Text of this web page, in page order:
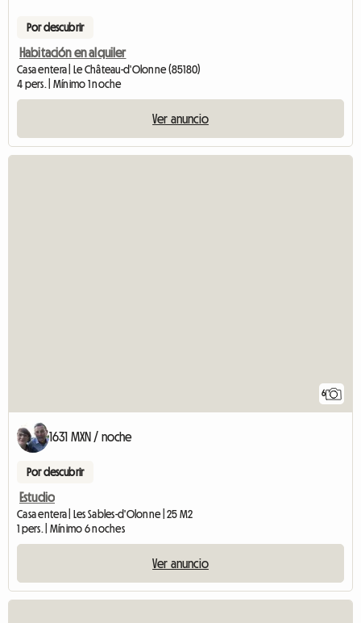
Por descubrir
Habitación en alquiler
Casa entera | Le Château-d'Olonne (85180)
4 pers. | Mínimo 1 noche
Ver anuncio
6
1631 MXN / noche
Por descubrir
Estudio
Casa entera | Les Sables-d'Olonne | 25 M2
1 pers. | Mínimo 6 noches
Ver anuncio